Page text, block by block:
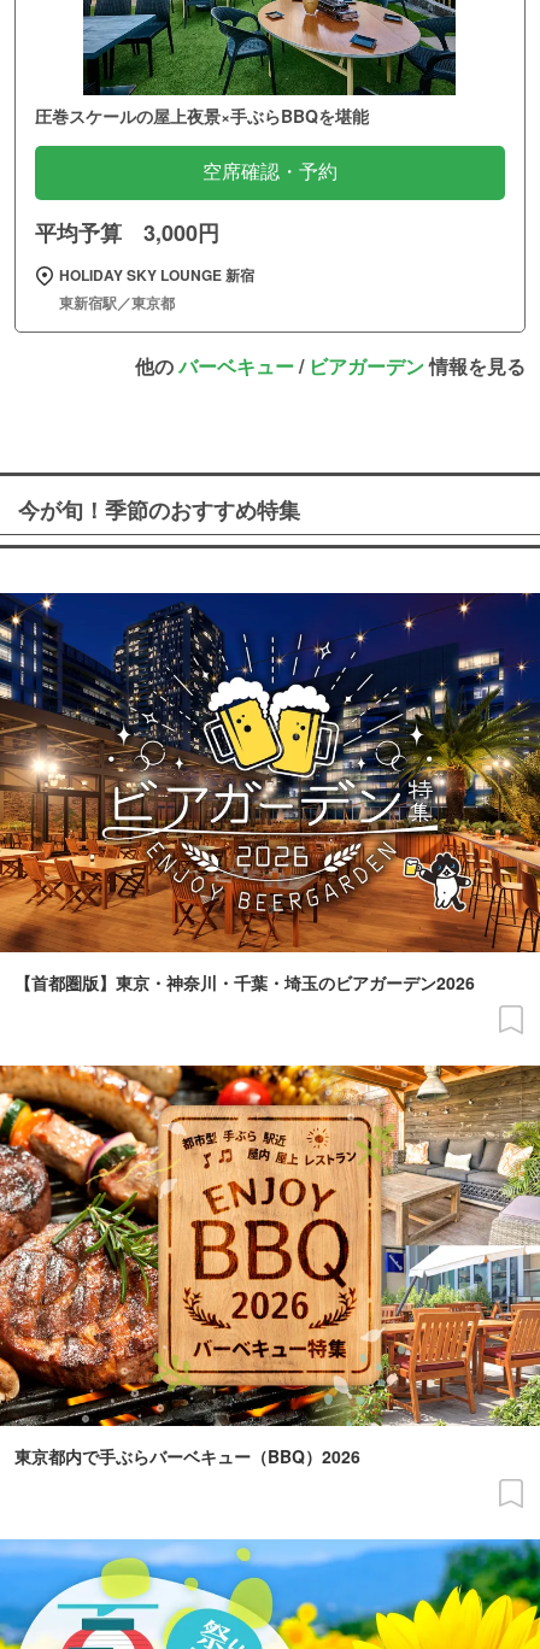
圧巻スケールの屋上夜景×手ぶらBBQを堪能
空席確認・予約
平均予算 3,000円
HOLIDAY SKY LOUNGE 新宿
東新宿駅／東京都
他のバーベキュー/ ビアガーデン情報を見る
今が旬！季節のおすすめ特集
【首都圏版】東京・神奈川・千葉・埼玉のビアガーデン2026
東京都内で手ぶらバーベキュー（BBQ）2026